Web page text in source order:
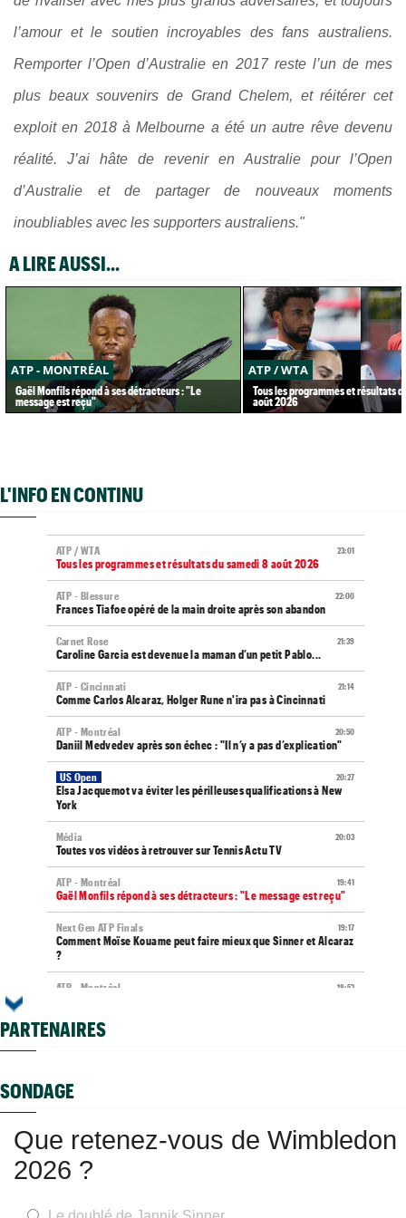
l’amour et le soutien incroyables des fans australiens.
Remporter l’Open d’Australie en 2017 reste l’un de mes
plus beaux souvenirs de Grand Chelem, et réitérer cet
exploit en 2018 à Melbourne a été un autre rêve devenu
réalité. J’ai hâte de revenir en Australie pour l’Open
d’Australie et de partager de nouveaux moments
inoubliables avec les supporters australiens."
A LIRE AUSSI...
ATP - MONTRÉAL
Gaël Monfils répond à ses détracteurs : "Le
message est reçu"
ATP / WTA
Tous les programmes et résultats
août 2026
L'INFO EN CONTINU
23:01
ATP / WTA
Tous les programmes et résultats du samedi 8 août 2026
22:00
ATP - Blessure
Frances Tiafoe opéré de la main droite après son abandon
21:39
Carnet Rose
Caroline Garcia est devenue la maman d’un petit Pablo...
21:14
ATP - Cincinnati
Comme Carlos Alcaraz, Holger Rune n'ira pas à Cincinnati
20:50
ATP - Montréal
Daniil Medvedev après son échec : "Il n’y a pas d’explication"
20:27
US Open
Elsa Jacquemot va éviter les périlleuses qualifications à New
York
20:03
Média
Toutes vos vidéos à retrouver sur Tennis Actu TV
19:41
ATP - Montréal
Gaël Monfils répond à ses détracteurs : "Le message est reçu"
19:17
Next Gen ATP Finals
Comment Moïse Kouame peut faire mieux que Sinner et Alcaraz
?
18:52
ATP - Montréal
Istanbul (CH)
18:40
Grodzisk Mazowiecki (CH)
Mathys Erhard passe à quelques points d'une finale
WTA - Toronto
moment
PARTENAIRES
SONDAGE
Que retenez-vous de Wimbledon
2026 ?